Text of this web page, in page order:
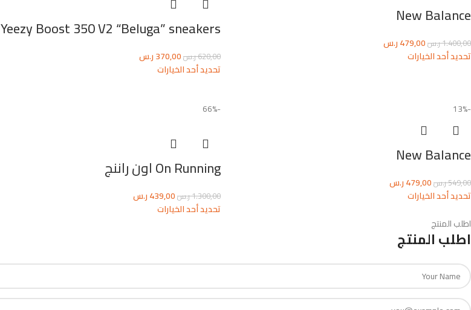
New Balance
1.400,00ر.س479,00ر.س
تحديد أحد الخيارات
Yeezy Boost 350 V2 “Beluga” sneakers
620,00ر.س370,00ر.س
تحديد أحد الخيارات
-13%
New Balance
549,00ر.س479,00ر.س
تحديد أحد الخيارات
-66%
On Running اون راننج
1.300,00ر.س439,00ر.س
تحديد أحد الخيارات
اطلب المنتج
اطلب المنتج